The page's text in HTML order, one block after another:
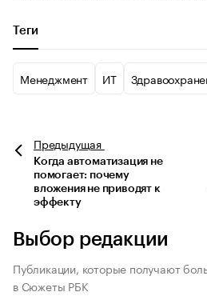
Теги
Менеджмент ИТ
Предыдущая
Когда автоматизация не
помогает: почему
вложения не приводят к
эффекту
Выбор редакции
Публикации, которые получают
в Сюжеты РБК